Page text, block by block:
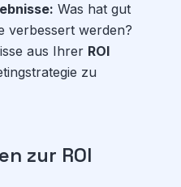
Was hat gut
verbessert werden?
aus Ihrer ROI
zu
zur ROI